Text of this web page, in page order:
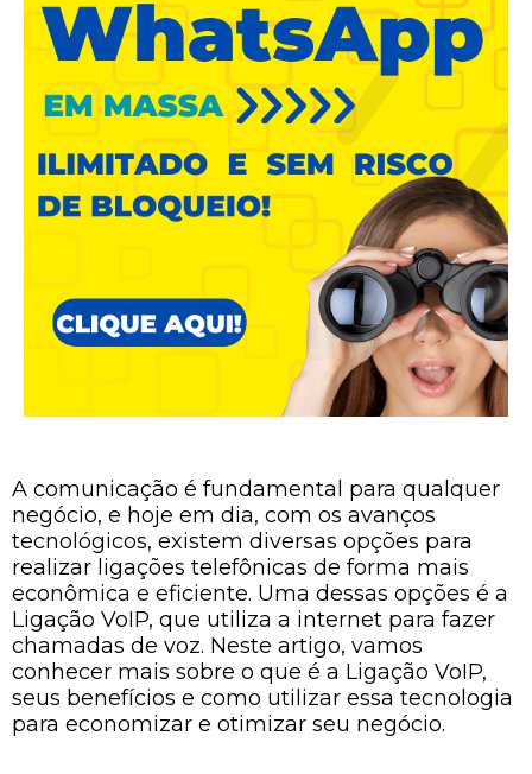
A comunicação é fundamental para qualquer
negócio, e hoje em dia, com os avanços
tecnológicos, existem diversas opções para
realizar ligações telefônicas de forma mais
econômica e eficiente. Uma dessas opções é a
Ligação VoIP, que utiliza a internet para fazer
chamadas de voz. Neste artigo, vamos
conhecer mais sobre o que é a Ligação VoIP,
seus benefícios e como utilizar essa tecnologia
para economizar e otimizar seu negócio.